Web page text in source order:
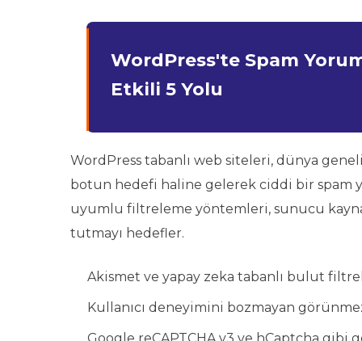
WordPress'te Spam
Etkili 5 Yolu
WordPress tabanlı web siteleri, dünya
botun hedefi haline gelerek ciddi bir spam
uyumlu filtreleme yöntemleri, sunucu
tutmayı hedefler.
Akismet ve yapay zeka tabanlı bulut
Kullanıcı deneyimini bozmayan
Google reCAPTCHA v3 ve hCaptcha gibi